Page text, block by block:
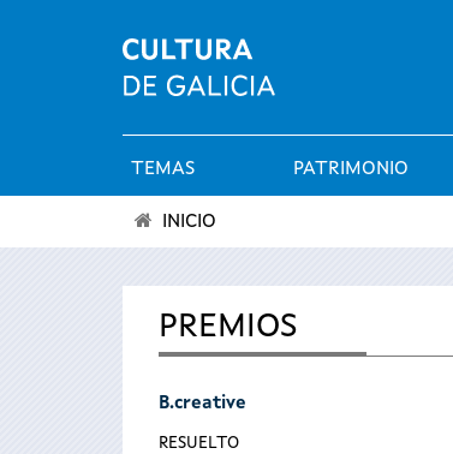
Menú
principal
TEMAS PATRIMONIO
encuentra
aquí
INICIO
PREMIOS
B.creative
RESUELTO